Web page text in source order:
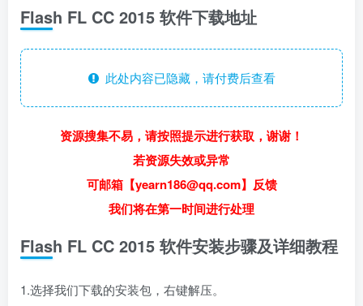
Flash FL CC 2015 软件下载地址
此处内容已隐藏，请付费后查看
资源搜集不易，请按照提示进行获取，谢谢！
若资源失效或异常
可邮箱【yearn186@qq.com】反馈
我们将在第一时间进行处理
Flash FL CC 2015 软件安装步骤及详细教程
1.选择我们下载的安装包，右键解压。